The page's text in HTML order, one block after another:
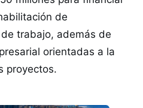
de
trabajo, además de
orientadas a la
proyectos.